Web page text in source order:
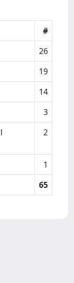
#
26
19
14
3
2
1
65